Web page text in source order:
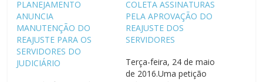
PLANEJAMENTO
ANUNCIA
MANUTENÇÃO DO
REAJUSTE PARA OS
SERVIDORES DO
JUDICIÁRIO
COLETA ASSINATURAS
PELA APROVAÇÃO DO
REAJUSTE DOS
SERVIDORES
Terça-feira, 24 de maio
de 2016.Uma petição